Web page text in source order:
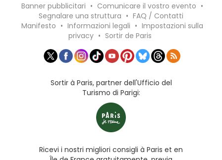
Banner pubblicitari • Comunicare il vostro evento •
Segnalare una struttura • FAQ / Contatti
Manifesto • Informazioni legali • Impostazioni sulla
privacy • Sortir de Paris
Sortir à Paris, partner dell'Ufficio del
Turismo di Parigi:
Ricevi i nostri migliori consigli à Paris et en